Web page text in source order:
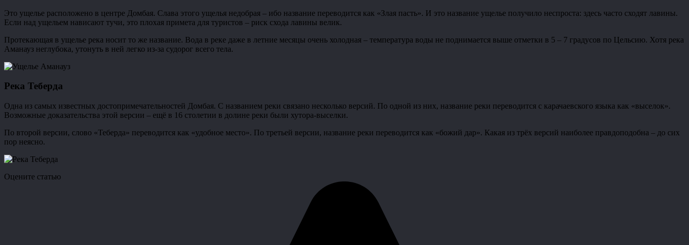
Это ущелье расположено в центре Домбая. Слава этого ущелья недобрая – ибо название переводится как «Злая пасть». И это название ущелье получило неспроста: здесь часто сходят лавины.
Если над ущельем нависают тучи, это плохая примета для туристов – риск схода лавины велик.
Протекающая в ущелье река носит то же название. Вода в реке даже в летние месяцы очень холодная – температура воды не поднимается выше отметки в 5 – 7 градусов по Цельсию. Хотя река
Аманауз неглубока, утонуть в ней легко из-за судорог всего тела.
Река Теберда
Одна из самых известных достопримечательностей Домбая. С названием реки связано несколько версий. По одной из них, название реки переводится с карачаевского языка как «выселок».
Возможные доказательства этой версии – ещё в 16 столетии в долине реки были хутора-выселки.
По второй версии, слово «Теберда» переводится как «удобное место». По третьей версии, название реки переводится как «божий дар». Какая из трёх версий наиболее правдоподобна – до сих
пор неясно.
Оцените статью